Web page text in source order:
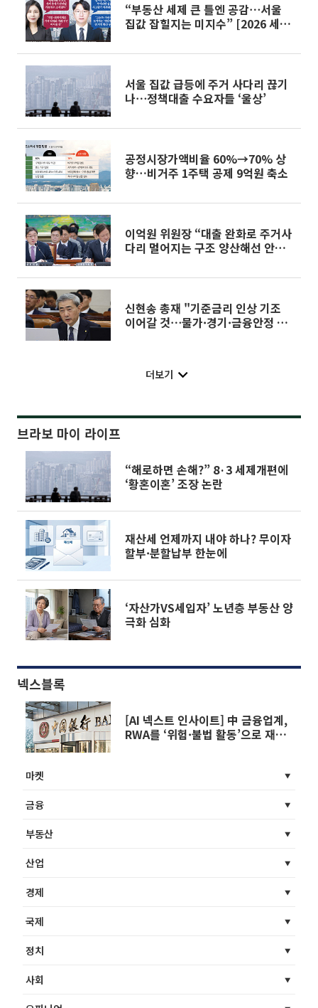
“부동산 세제 큰 틀엔 공감⋯서울
집값 잡힐지는 미지수” [2026 세제
서울 집값 급등에 주거 사다리 끊기
나⋯정책대출 수요자들 ‘울상’
공정시장가액비율 60%→70% 상
향…비거주 1주택 공제 9억원 축소
이억원 위원장 “대출 완화로 주거사
다리 멀어지는 구조 양산해선 안
신현송 총재 "기준금리 인상 기조
이어갈 것⋯물가·경기·금융안정 보
더보기
브라보 마이 라이프
“해로하면 손해?” 8·3 세제개편에
‘황혼이혼’ 조장 논란
재산세 언제까지 내야 하나? 무이자
할부·분할납부 한눈에
‘자산가VS세입자’ 노년층 부동산 양
극화 심화
넥스블록
[AI 넥스트 인사이트] 中 금융업계,
RWA를 ‘위험·불법 활동’으로 재분
마켓
금융
부동산
산업
경제
국제
정치
사회